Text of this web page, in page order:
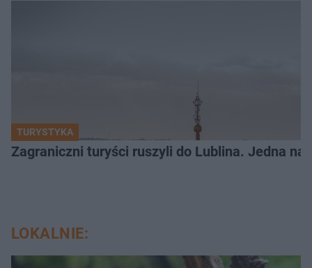
TURYSTYKA
Zagraniczni turyści ruszyli do Lublina. Jedna
LOKALNIE: